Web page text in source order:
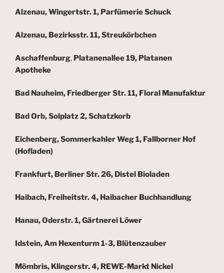
Alzenau, Wingertstr. 1, Parfümerie Schuck
Alzenau, Bezirksstr. 11, Streukörbchen
Aschaffenburg, Platanenallee 19, Platanen
Apotheke
Bad Nauheim, Friedberger Str. 11, Floral Manufaktur
Bad Orb, Solplatz 2, Schatzkorb
Eichenberg, Sommerkahler Weg 1, Fallborner Hof
(Hofladen)
Frankfurt, Berliner Str. 26, Distel Bioladen
Haibach, Freiheitstr. 4, Haibacher Buchhandlung
Hanau, Oderstr. 1, Gärtnerei Löwer
Idstein, Am Hexenturm 1-3, Blütenzauber
Mömbris, Klingerstr. 4, REWE-Markt Nickel